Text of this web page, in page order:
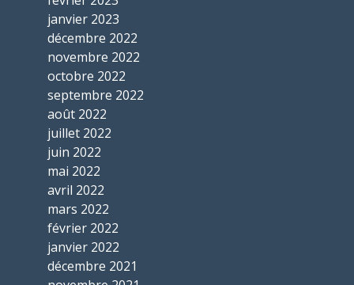
janvier 2023
décembre 2022
novembre 2022
octobre 2022
septembre 2022
août 2022
juillet 2022
juin 2022
mai 2022
avril 2022
mars 2022
février 2022
janvier 2022
décembre 2021